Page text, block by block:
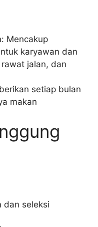
Mencakup
karyawan dan
jalan, dan
setiap bulan
makan
dan seleksi